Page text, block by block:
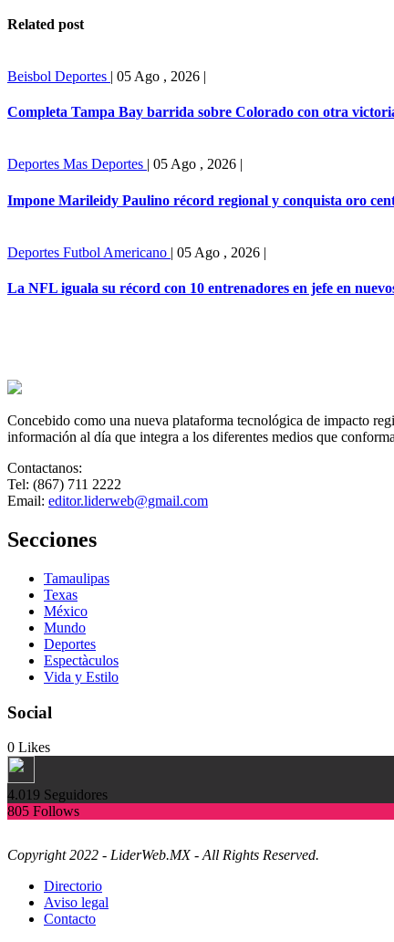
Related post
Beisbol Deportes | 05 Ago , 2026 |
Completa Tampa Bay barrida sobre Colorado con otra
Deportes Mas Deportes | 05 Ago , 2026 |
Impone Marileidy Paulino récord regional y conquista oro
Deportes Futbol Americano | 05 Ago , 2026 |
La NFL iguala su récord con 10 entrenadores en jefe en
Concebido como una nueva plataforma tecnológica de impacto
información al día que integra a los diferentes medios que
Contactanos:
Tel: (867) 711 2222
Email: editor.liderweb@gmail.com
Secciones
Tamaulipas
Texas
México
Mundo
Deportes
Espectàculos
Vida y Estilo
Social
0 Likes
4.019 Seguidores
805 Follows
Copyright 2022 - LiderWeb.MX - All Rights Reserved.
Directorio
Aviso legal
Contacto